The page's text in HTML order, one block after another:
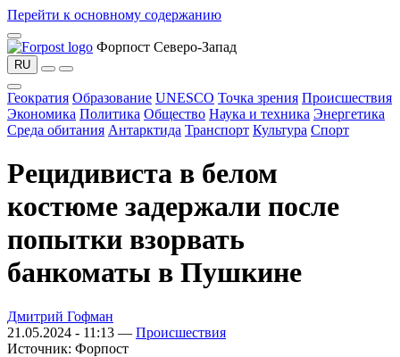
Перейти к основному содержанию
Форпост Северо-Запад
RU
Геократия Образование UNESCO Точка зрения Происшествия
Экономика Политика Общество Наука и техника Энергетика
Среда обитания Антарктида Транспорт Культура Спорт
Рецидивиста в белом
костюме задержали после
попытки взорвать
банкоматы в Пушкине
Дмитрий Гофман
21.05.2024 - 11:13 — Происшествия
Источник: Форпост